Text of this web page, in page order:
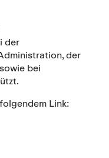
der
der
bei
Link: